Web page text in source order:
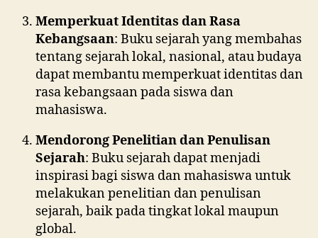
Memperkuat Identitas dan Rasa
Kebangsaan: Buku sejarah yang membahas
tentang sejarah lokal, nasional, atau budaya
dapat membantu memperkuat identitas dan
rasa kebangsaan pada siswa dan
mahasiswa.
Mendorong Penelitian dan Penulisan
Sejarah: Buku sejarah dapat menjadi
inspirasi bagi siswa dan mahasiswa untuk
melakukan penelitian dan penulisan
sejarah, baik pada tingkat lokal maupun
global.